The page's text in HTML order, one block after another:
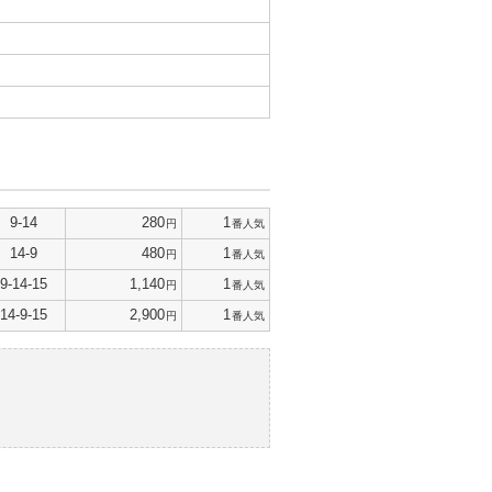
9-14 280円 1 番人気
14-9 480円 1 番人気
9-14-15 1,140円 1 番人気
14-9-15 2,900円 1 番人気